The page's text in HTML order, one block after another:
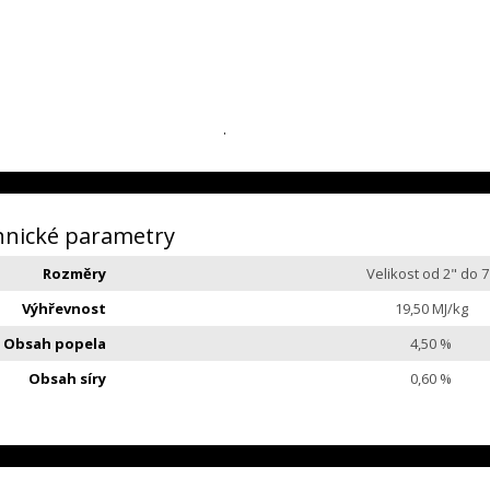
.
parametry
Rozměry
Velikost od 2" do
Výhřevnost
19,50 MJ/kg
Obsah popela
4,50 %
Obsah síry
0,60 %